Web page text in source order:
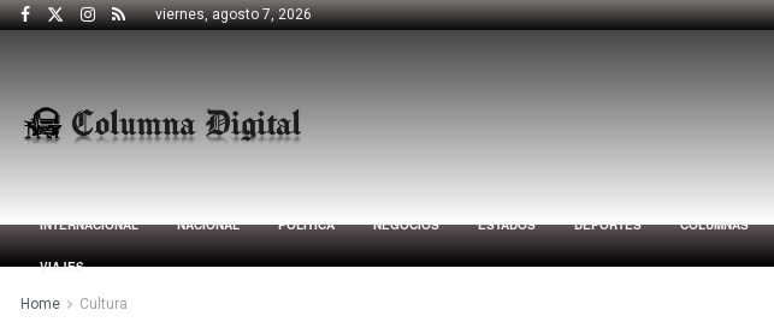
viernes, agosto 7, 2026
INTERNACIONAL NACIONAL POLÍTICA NEGOCIOS ESTADOS DEPORTES COLUMNAS
VIAJES
Home Cultura